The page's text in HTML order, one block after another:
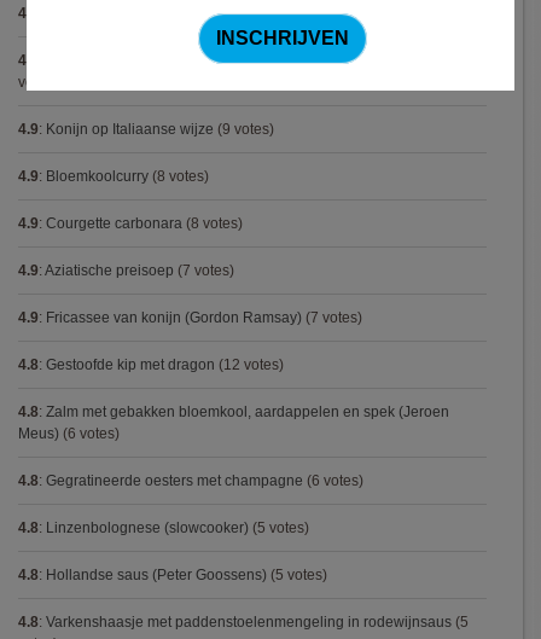
4.9 Steak chimichurri (Gordon Ramsay)(10 votes)
4.9 Aspergepuree met garnalen en zure room (Piet Huysentruyt)
votes)
4.9: Konijn op Italiaanse wijze (9 votes)
4.9: Bloemkoolcurry (8 votes)
4.9: Courgette carbonara (8 votes)
4.9: Aziatische preisoep (7 votes)
4.9: Fricassee van konijn (Gordon Ramsay) (7 votes)
4.8: Gestoofde kip met dragon (12 votes)
4.8: Zalm met gebakken bloemkool, aardappelen en spek (Jeroen
Meus) (6 votes)
4.8: Gegratineerde oesters met champagne (6 votes)
4.8: Linzenbolognese (slowcooker) (5 votes)
4.8: Hollandse saus (Peter Goossens) (5 votes)
4.8: Varkenshaasje met paddenstoelenmengeling in rodewijnsaus (5